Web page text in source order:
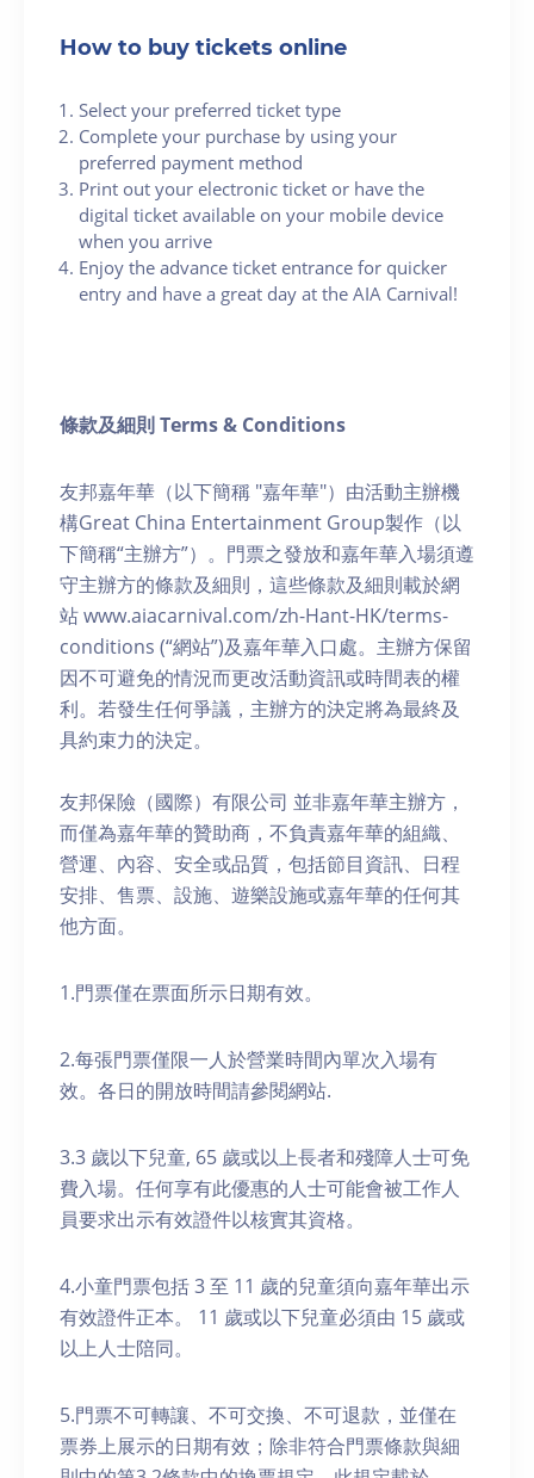
How to buy tickets online
Select your preferred ticket type
Complete your purchase by using your
preferred payment method
Print out your electronic ticket or have the
digital ticket available on your mobile device
when you arrive
Enjoy the advance ticket entrance for quicker
entry and have a great day at the AIA Carnival!
條款及細則 Terms & Conditions
友邦嘉年華（以下簡稱 "嘉年華"）由活動主辦機
構Great China Entertainment Group製作（以
下簡稱“主辦方”）。門票之發放和嘉年華入場須遵
守主辦方的條款及細則，這些條款及細則載於網
站 www.aiacarnival.com/zh-Hant-HK/terms-
conditions (“網站”)及嘉年華入口處。主辦方保留
因不可避免的情況而更改活動資訊或時間表的權
利。若發生任何爭議，主辦方的決定將為最終及
具約束力的決定。
友邦保險（國際）有限公司 並非嘉年華主辦方，
而僅為嘉年華的贊助商，不負責嘉年華的組織、
營運、內容、安全或品質，包括節目資訊、日程
安排、售票、設施、遊樂設施或嘉年華的任何其
他方面。
1.門票僅在票面所示日期有效。
2.每張門票僅限一人於營業時間內單次入場有
效。各日的開放時間請參閱網站.
3.3 歲以下兒童, 65 歲或以上長者和殘障人士可免
費入場。任何享有此優惠的人士可能會被工作人
員要求出示有效證件以核實其資格。
4.小童門票包括 3 至 11 歲的兒童須向嘉年華出示
有效證件正本。 11 歲或以下兒童必須由 15 歲或
以上人士陪同。
5.門票不可轉讓、不可交換、不可退款，並僅在
票券上展示的日期有效；除非符合門票條款與細